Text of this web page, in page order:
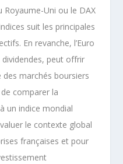
Royaume-Uni ou le DAX
suit les principales
En revanche, l’Euro
dividendes, peut offrir
marchés boursiers
comparer la
un indice mondial
le contexte global
françaises et pour